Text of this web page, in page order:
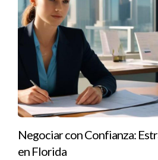
a Juan porque ya lo consideraba un
información valiosa que había
Esta estrategia no solo le permitió
cliente, sino que también lo
campo.
Caso de Éxito 3: Relación
sólidas con sus clientes. Ella
propiedad no es solo una
Negociar con Confianza:
en Florida